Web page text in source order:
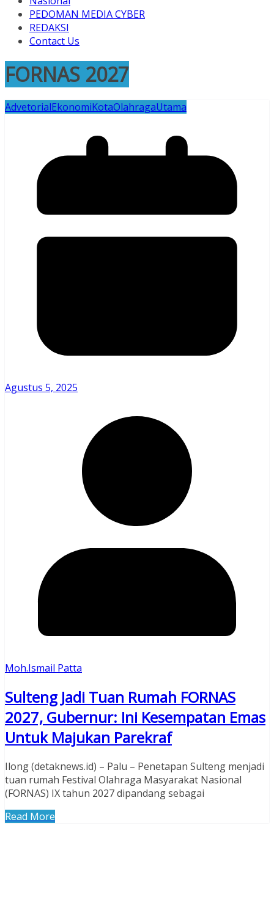
PEDOMAN MEDIA CYBER
REDAKSI
Contact Us
FORNAS 2027
AdvetorialEkonomiKotaOlahragaUtama
Agustus 5, 2025
Moh.Ismail Patta
Sulteng Jadi Tuan Rumah FORNAS
2027, Gubernur: Ini Kesempatan Emas
Untuk Majukan Parekraf
Ilong (detaknews.id) – Palu – Penetapan Sulteng menjadi
tuan rumah Festival Olahraga Masyarakat Nasional
(FORNAS) IX tahun 2027 dipandang sebagai
Read More